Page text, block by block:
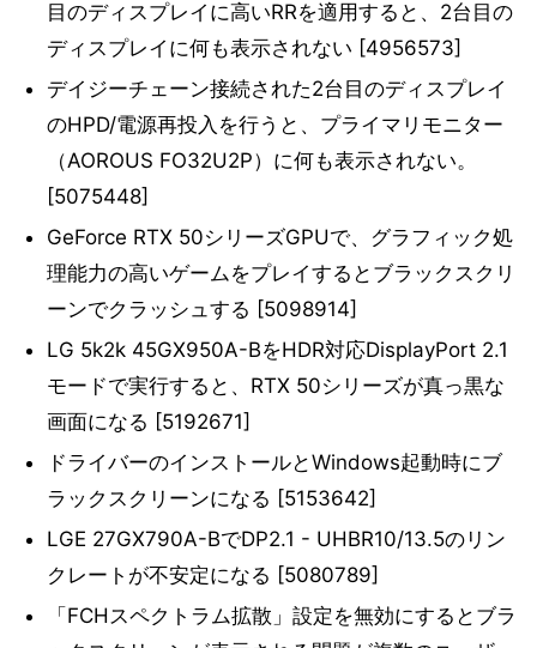
目のディスプレイに高いRRを適用すると、2台目の
ディスプレイに何も表示されない [4956573]
デイジーチェーン接続された2台目のディスプレイ
のHPD/電源再投入を行うと、プライマリモニター
（AOROUS FO32U2P）に何も表示されない。
[5075448]
GeForce RTX 50シリーズGPUで、グラフィック処
理能力の高いゲームをプレイするとブラックスクリ
ーンでクラッシュする [5098914]
LG 5k2k 45GX950A-BをHDR対応DisplayPort 2.1
モードで実行すると、RTX 50シリーズが真っ黒な
画面になる [5192671]
ドライバーのインストールとWindows起動時にブ
ラックスクリーンになる [5153642]
LGE 27GX790A-BでDP2.1 - UHBR10/13.5のリン
クレートが不安定になる [5080789]
「FCHスペクトラム拡散」設定を無効にするとブラ